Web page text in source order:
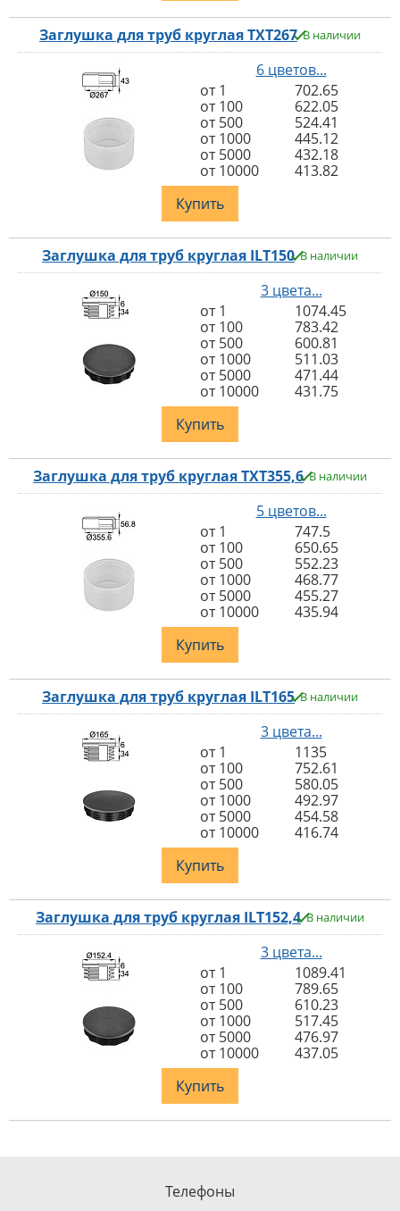
Заглушка для труб круглая TXT267 В наличии
6 цветов...
от 1
702.65
от 100
622.05
от 500
524.41
от 1000
445.12
от 5000
432.18
от 10000
413.82
Купить
Заглушка для труб круглая ILT150 В наличии
3 цвета...
от 1
1074.45
от 100
783.42
от 500
600.81
от 1000
511.03
от 5000
471.44
от 10000
431.75
Купить
Заглушка для труб круглая TXT355,6 В наличии
5 цветов...
от 1
747.5
от 100
650.65
от 500
552.23
от 1000
468.77
от 5000
455.27
от 10000
435.94
Купить
Заглушка для труб круглая ILT165 В наличии
3 цвета...
от 1
1135
от 100
752.61
от 500
580.05
от 1000
492.97
от 5000
454.58
от 10000
416.74
Купить
Заглушка для труб круглая ILT152,4 В наличии
3 цвета...
от 1
1089.41
от 100
789.65
от 500
610.23
от 1000
517.45
от 5000
476.97
от 10000
437.05
Купить
Телефоны